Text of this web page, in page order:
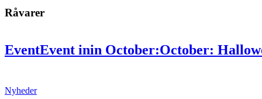
Råvarer
EventEvent inin October:October:
Nyheder